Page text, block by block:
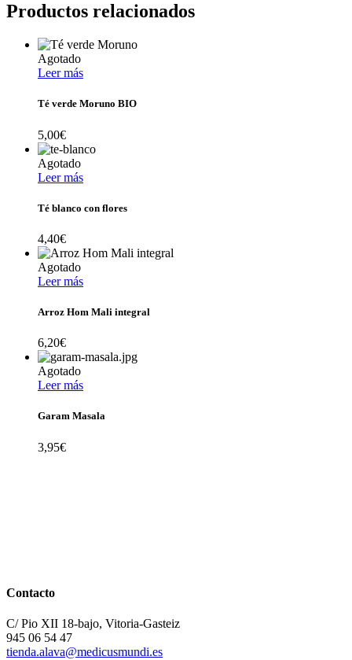
Productos relacionados
Agotado
Leer más
Té verde Moruno BIO
5,00€
Agotado
Leer más
Té blanco con flores
4,40€
Agotado
Leer más
Arroz Hom Mali integral
6,20€
Agotado
Leer más
Garam Masala
3,95€
Contacto
C/ Pio XII 18-bajo, Vitoria-Gasteiz
945 06 54 47
tienda.alava@medicusmundi.es